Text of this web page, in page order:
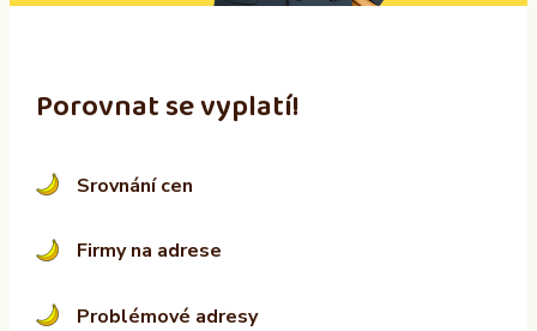
Porovnat se vyplatí!
Srovnání cen
Firmy na adrese
Problémové adresy